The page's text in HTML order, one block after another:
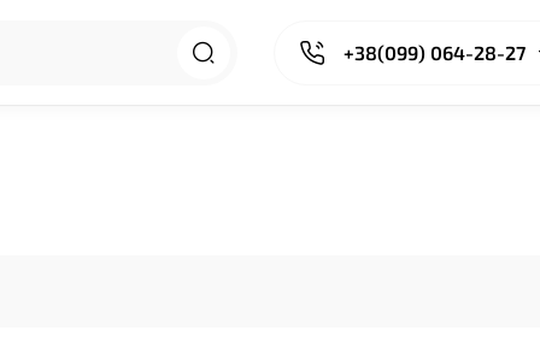
+38(099) 064-28-27